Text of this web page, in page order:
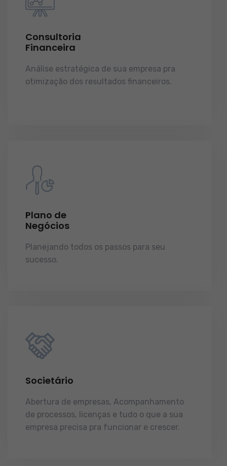
Consultoria
Financeira
Análise estratégica de sua empresa pra
otimização dos resultados financeiros.
Plano de
Negócios
Planejando todos os passos para seu
sucesso.
Societário
Abertura de empresas, Acompanhamento
de processos, licenças e tudo o que a sua
empresa precisa pra funcionar e crescer.